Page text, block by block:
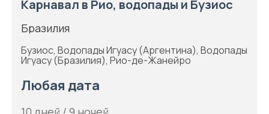
Карнавал в Рио, водопады и Бузиос
Бразилия
Бузиос, Водопады Игуасу (Аргентина), Водопады
Игуасу (Бразилия), Рио-де-Жанейро
Любая дата